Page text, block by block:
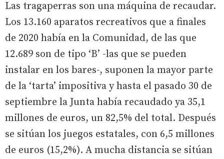
Las tragaperras son una máquina de recaudar.
Los 13.160 aparatos recreativos que a finales
de 2020 había en la Comunidad, de las que
12.689 son de tipo ‘B’ -las que se pueden
instalar en los bares-, suponen la mayor parte
de la ‘tarta’ impositiva y hasta el pasado 30 de
septiembre la Junta había recaudado ya 35,1
millones de euros, un 82,5% del total. Después
se sitúan los juegos estatales, con 6,5 millones
de euros (15,2%). A mucha distancia se sitúan